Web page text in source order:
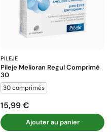
PILEJE
Pileje Melioran Regul Comprimé
30
30 comprimés
Prix
15,99 €
Ajouter au panier